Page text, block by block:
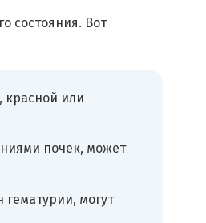
состояния. Вот
красной или
почек, может
могут